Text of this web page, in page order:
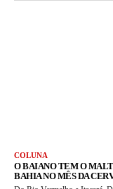
COLUNA
O BAIANO TEM O
BAHIA NO MÊS DA